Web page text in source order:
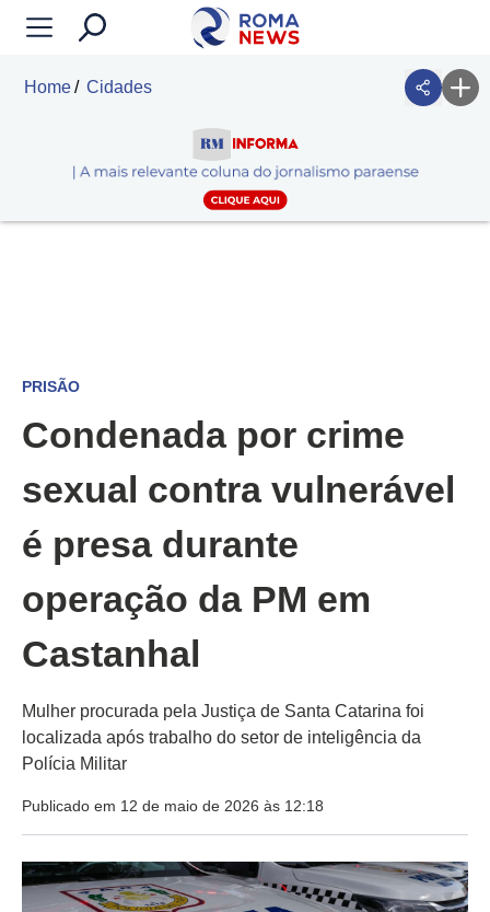
Home Cidades
PRISÃO
Condenada por crime
sexual contra vulnerável
é presa durante
operação da PM em
Castanhal
Mulher procurada pela Justiça de Santa Catarina foi
localizada após trabalho do setor de inteligência da
Polícia Militar
Publicado em 12 de maio de 2026 às 12:18